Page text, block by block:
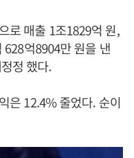
로 매출 1조1829억 원,
억8904만 원을 낸
정 했다.
은 12.4% 줄었다. 순이